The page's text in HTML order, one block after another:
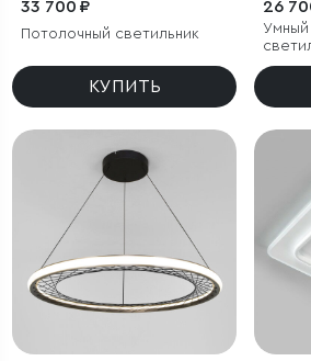
33 700 ₽
Потолочный светильник
КУПИТЬ
26
Умный